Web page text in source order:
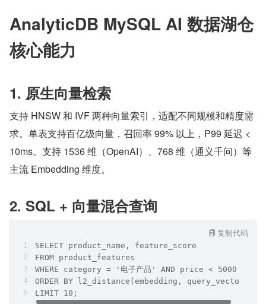
AnalyticDB MySQL AI 数据湖仓
核心能力
1. 原生向量检索
支持 HNSW 和 IVF 两种向量索引，适配不同规模和精度需
求。单表支持百亿级向量，召回率 99% 以上，P99 延迟 <
10ms。支持 1536 维（OpenAI）、768 维（通义千问）等
主流 Embedding 维度。
2. SQL + 向量混合查询
SELECT product_name, feature_score
FROM product_features
WHERE category = '电子产品' AND price < 5000
ORDER BY l2_distance(embedding, query_vector)
LIMIT 10;
复制代码